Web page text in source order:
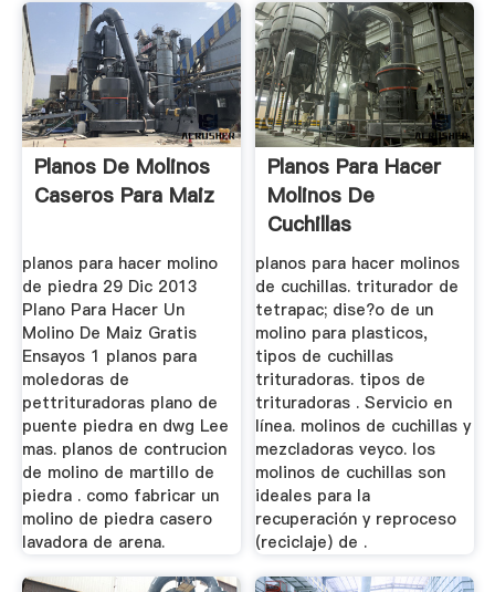
Planos De Molinos
Caseros Para Maiz
planos para hacer molino
de piedra 29 Dic 2013
Plano Para Hacer Un
Molino De Maiz Gratis
Ensayos 1 planos para
moledoras de
pettrituradoras plano de
puente piedra en dwg Lee
mas. planos de contrucion
de molino de martillo de
piedra . como fabricar un
molino de piedra casero
lavadora de arena.
Planos Para Hacer
Molinos De
Cuchillas
planos para hacer molinos
de cuchillas. triturador de
tetrapac; dise?o de un
molino para plasticos,
tipos de cuchillas
trituradoras. tipos de
trituradoras . Servicio en
línea. molinos de cuchillas y
mezcladoras veyco. los
molinos de cuchillas son
ideales para la
recuperación y reproceso
(reciclaje) de .